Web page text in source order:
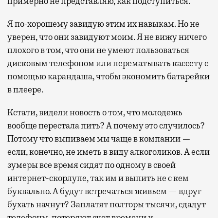
Я по-хорошему завидую этим их навыкам. Но не
уверен, что они завидуют моим. Я не вижу ничего
плохого в том, что они не умеют пользоваться
дисковым телефоном или перематывать кассету с
помощью карандаша, чтобы экономить батарейки
в плеере.
Кстати, видели новость о том, что молодежь
вообще перестала пить? А почему это случилось?
Потому что выпиваем мы чаще в компании —
если, конечно, не иметь в виду алкоголиков. А если
зумеры все время сидят по одному в своей
интернет-скорлупе, так им и выпить не с кем
буквально. А будут встречаться живьем — вдруг
бухать начнут? Заплатят полторы тысячи, сдадут